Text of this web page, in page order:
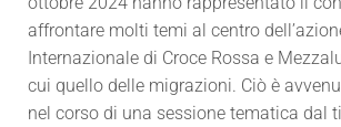
affrontare molti temi al centro
Internazionale di Croce Rossa e
cui quello delle migrazioni. Ciò è
nel corso di una sessione tematica dal